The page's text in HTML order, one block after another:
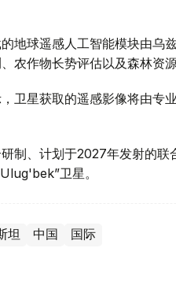
地球遥感人工智能模块由乌
农作物长势评估以及森林资源
卫星获取的遥感影像将由专
制、计划于2027年发射的
卫星。
坦 中国 国际